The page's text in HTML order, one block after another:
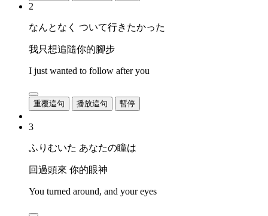
2
なんとなく ついて行きたかった
我只想追隨你的腳步
I just wanted to follow after you
重覆這句 播放這句 暫停
3
ふりむいた あなたの瞳は
回過頭來 你的眼神
You turned around, and your eyes